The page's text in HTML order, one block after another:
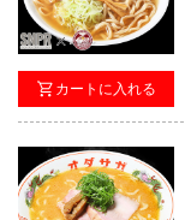
カートに入れる